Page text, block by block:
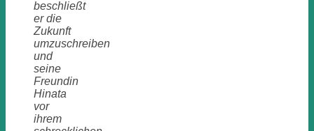
beschließt
er die
Zukunft
umzuschreiben
und
seine
Freundin
Hinata
vor
ihrem